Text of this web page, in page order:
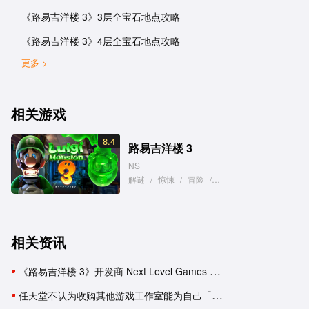
《路易吉洋楼 3》3层全宝石地点攻略
《路易吉洋楼 3》4层全宝石地点攻略
更多 >
相关游戏
8.4 路易吉洋楼 3
NS
解谜 / 惊悚 / 冒险 /
相关资讯
《路易吉洋楼 3》开发商 Next Level Games 总裁宣布退休
任天堂不认为收购其他游戏工作室能为自己「加分」